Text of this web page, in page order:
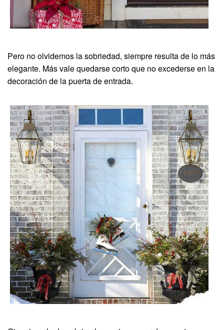
Pero no olvidemos la sobriedad, siempre resulta de lo más
elegante. Más vale quedarse corto que no excederse en la
decoración de la puerta de entrada.